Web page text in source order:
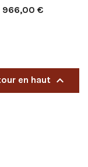
Prix
966,00 €
en haut 